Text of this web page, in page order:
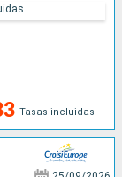
Tasas incluidas